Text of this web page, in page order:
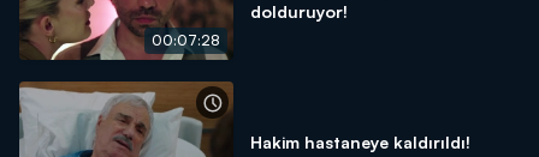
00:07:28
dolduruyor!
Hakim hastaneye kaldırıldı!